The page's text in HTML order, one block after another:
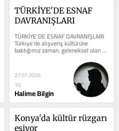
TÜRKİYE'DE ESNAF
DAVRANIŞLARI
TÜRKİYE'DE ESNAF DAVRANIŞLARI
Türkiye'de alışveriş kültürüne
baktığımız zaman, geleneksel olan
esnaflık anlayışı, yeni tip...
27.07.2026
10
Halime Bilgin
Konya'da kültür rüzgarı
esiyor